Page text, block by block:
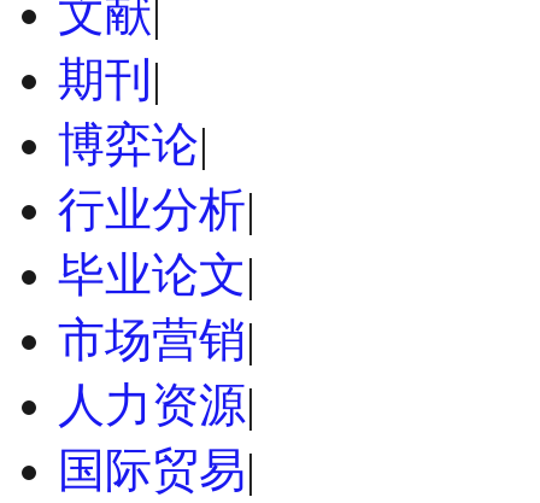
文献|
期刊 |
博弈论|
行业分析|
毕业论文|
市场营销|
人力资源|
国际贸易|